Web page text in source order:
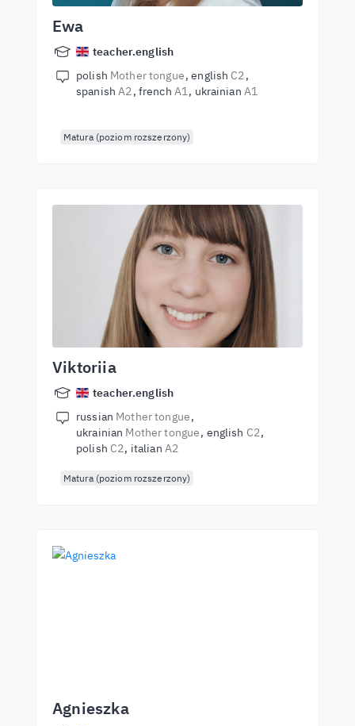
Ewa
teacher.english
polish Mother tongue english C2
spanishA2 french A1 ukrainian A1
Matura (poziom rozszerzony)
Viktoriia
teacher.english
russian Mother tongue
ukrainian Mother tongue english C2
polish C2 italian A2
Matura (poziom rozszerzony)
Agnieszka